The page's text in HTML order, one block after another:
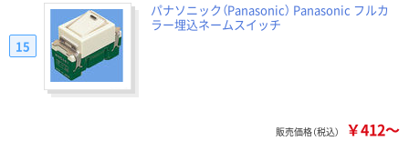
パナソニック（Panasonic） Panasonic フルカ
ラー埋込ネームスイッチ
15
販売価格（税込） ￥412～